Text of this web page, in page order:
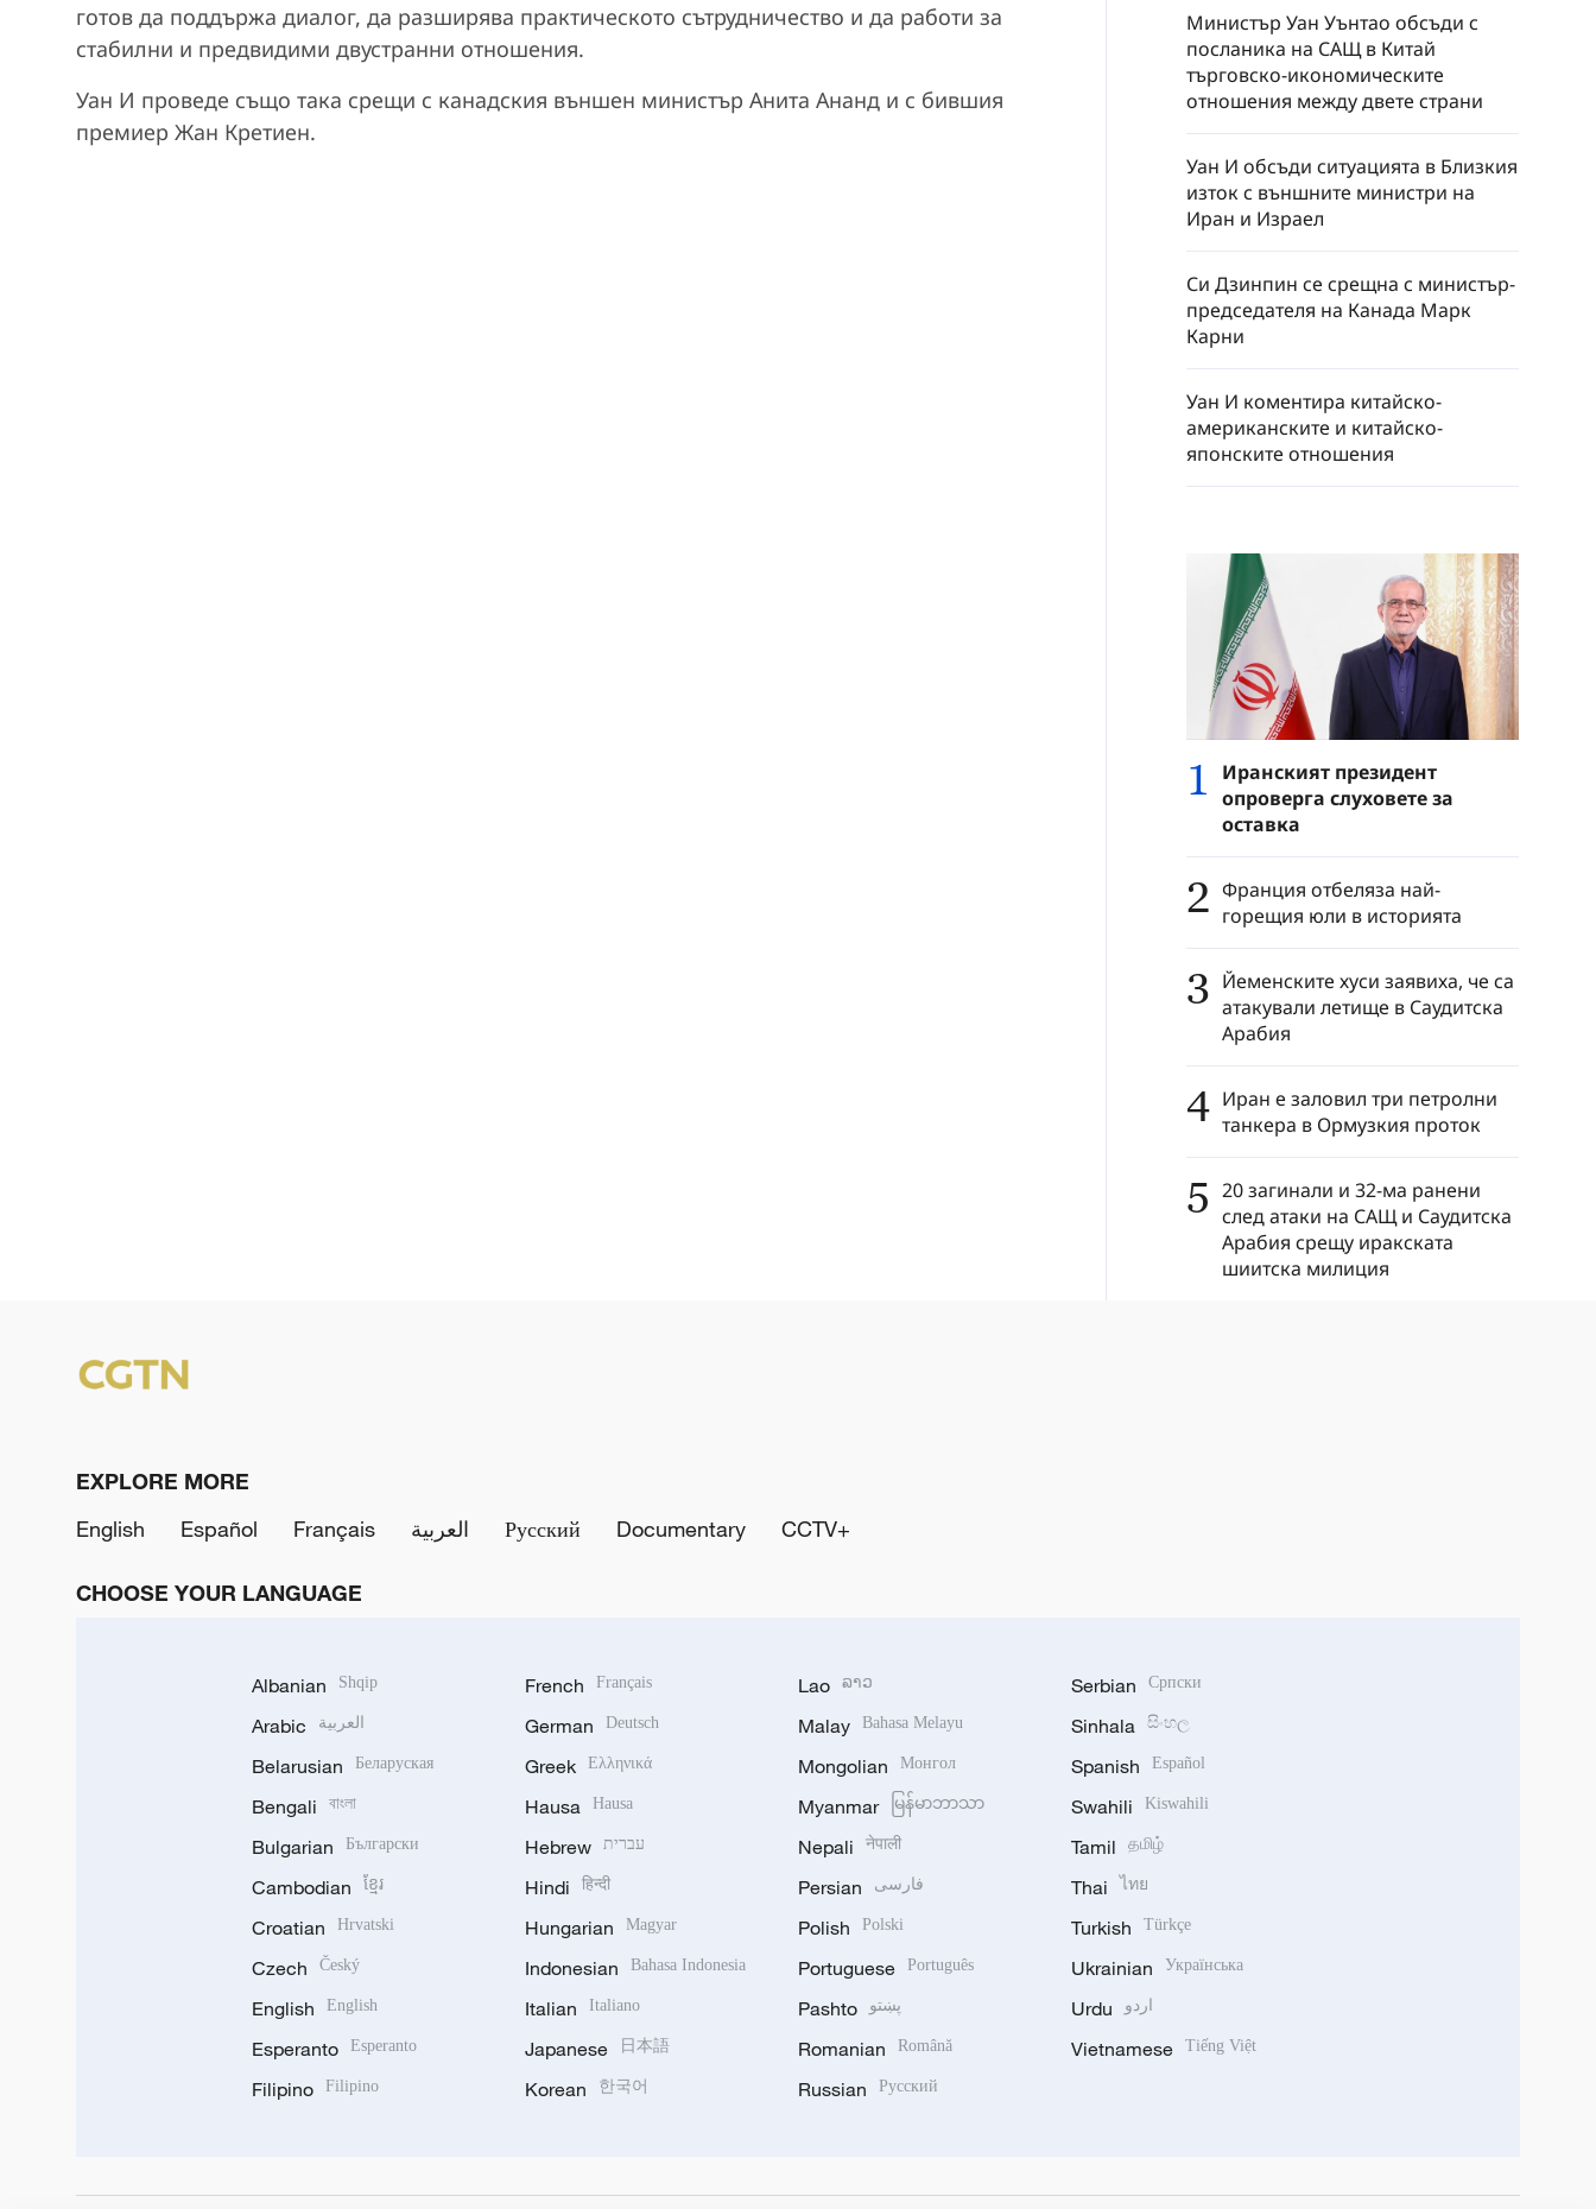
готов да поддържа диалог, да разширява практическото сътрудничество и да работи за
стабилни и предвидими двустранни отношения.
Уан И проведе също така срещи с канадския външен министър Анита Ананд и с бившия
премиер Жан Кретиен.
Министър Уан Уънтао обсъди с
посланика на САЩ в Китай
търговско-икономическите
отношения между двете страни
Уан И обсъди ситуацията в Близкия
изток с външните министри на
Иран и Израел
Си Дзинпин се срещна с министър-
председателя на Канада Марк
Карни
Уан И коментира китайско-
американските и китайско-
японските отношения
1
Иранският президент
опроверга слуховете за
оставка
2 Франция отбеляза най-
горещия юли в историята
3 Йеменските хуси заявиха, че са
атакували летище в Саудитска
Арабия
4 Иран е заловил три петролни
танкера в Ормузкия проток
5 20 загинали и 32-ма ранени
след атаки на САЩ и Саудитска
Арабия срещу иракската
шиитска милиция
EXPLORE MORE
English
Español Français العربية Русский Documentary CCTV+
CHOOSE YOUR LANGUAGE
Albanian Shqip
Arabic العربية
Belarusian Беларуская
Bengali বাংলা
Bulgarian Български
Cambodian ខ្មែរ
Croatian Hrvatski
Czech Český
English English
Esperanto Esperanto
Filipino Filipino
French Français
German Deutsch
Greek Ελληνικά
Hausa Hausa
Hebrew עברית
Hindi हिन्दी
Hungarian Magyar
Indonesian Bahasa Indonesia
Italian Italiano
Japanese 日本語
Korean 한국어
Lao ລາວ
Malay Bahasa Melayu
Mongolian Монгол
Myanmar မြန်မာဘာသာ
Nepali नेपाली
Persian فارسی
Polish Polski
Portuguese Português
Pashto پښتو
Romanian Română
Russian Русский
Serbian Српски
Sinhala සිංහල
Spanish Español
Swahili Kiswahili
Tamil தமிழ்
Thai ไทย
Turkish Türkçe
Ukrainian Українська
Urdu اردو
Vietnamese Tiếng Việt